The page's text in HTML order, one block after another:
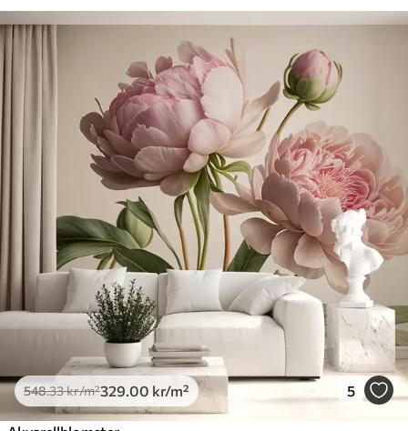
548.33kr/m²329 .00 kr/m² 5